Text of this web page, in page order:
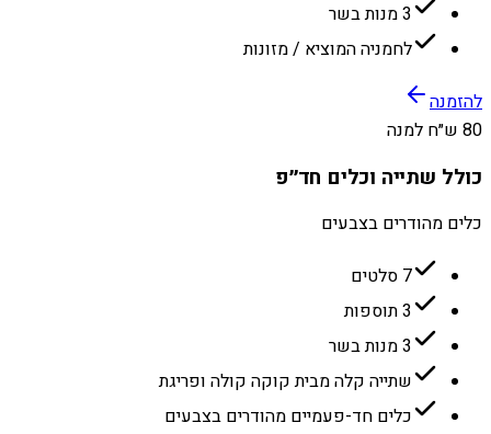
3 מנות בשר
לחמניה המוציא / מזונות
להזמנה
80 ש״ח למנה
כולל שתייה וכלים חד״פ
כלים מהודרים בצבעים
7 סלטים
3 תוספות
3 מנות בשר
שתייה קלה מבית קוקה קולה ופריגת
כלים חד-פעמיים מהודרים בצבעים